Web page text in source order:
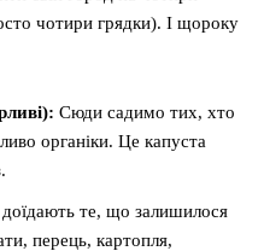
чотири грядки). І щороку
Сюди садимо тих, хто
органіки. Це капуста
те, що залишилося
перець, картопля,